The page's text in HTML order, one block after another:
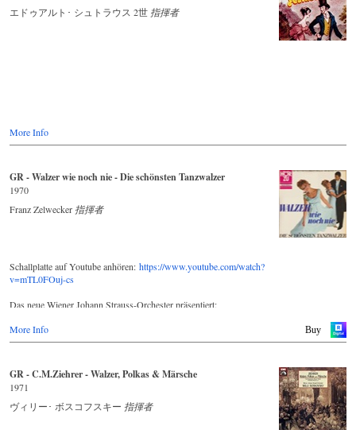
エドゥアルト･ シュトラウス 2世 指揮者
More Info
GR - Walzer wie noch nie - Die schönsten Tanzwalzer
1970
Franz Zelwecker 指揮者
Schallplatte auf Youtube anhören: https://www.youtube.com/watch?
v=mTL0FOuj-cs
Das neue Wiener Johann Strauss-Orchester präsentiert:
WALZER wie noch nie - Die schönsten Tanzwalzer
Wiener Walzer wie noch nie. Tanzwalzer im hinreißenden Hofball-
Rhythmus. Das große elegante Rumtata wie einst beim Wiener
Kongreß.
Schon Mozart schrieb Walzer (= deutsche Tänze) für die Wiener
Buy
More Info
GR - C.M.Ziehrer - Walzer, Polkas & Märsche
1971
ヴィリー･ ボスコフスキー 指揮者